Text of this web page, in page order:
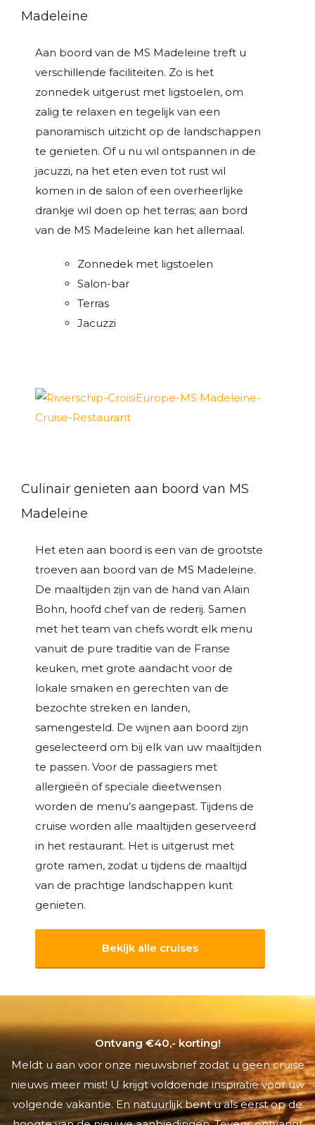
Madeleine
Aan boord van de MS Madeleine treft u
verschillende faciliteiten. Zo is het
zonnedek uitgerust met ligstoelen, om
zalig te relaxen en tegelijk van een
panoramisch uitzicht op de landschappen
te genieten. Of u nu wil ontspannen in de
jacuzzi, na het eten even tot rust wil
komen in de salon of een overheerlijke
drankje wil doen op het terras; aan bord
van de MS Madeleine kan het allemaal.
Zonnedek met ligstoelen
Salon-bar
Terras
Jacuzzi
Culinair genieten aan boord van MS
Madeleine
Het eten aan boord is een van de grootste
troeven aan boord van de MS Madeleine.
De maaltijden zijn van de hand van Alain
Bohn, hoofd chef van de rederij. Samen
met het team van chefs wordt elk menu
vanuit de pure traditie van de Franse
keuken, met grote aandacht voor de
lokale smaken en gerechten van de
bezochte streken en landen,
samengesteld. De wijnen aan boord zijn
geselecteerd om bij elk van uw maaltijden
te passen. Voor de passagiers met
allergieën of speciale dieetwensen
worden de menu’s aangepast. Tijdens de
cruise worden alle maaltijden geserveerd
in het restaurant. Het is uitgerust met
grote ramen, zodat u tijdens de maaltijd
van de prachtige landschappen kunt
genieten.
Bekijk alle cruises
Ontvang €40,- korting!
Meldt u aan voor onze nieuwsbrief zodat u geen cruise
nieuws meer mist! U krijgt voldoende inspiratie voor uw
volgende vakantie. En natuurlijk bent u als eerst op de